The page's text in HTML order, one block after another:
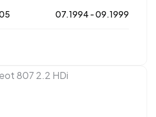
07.1994 - 09.1999